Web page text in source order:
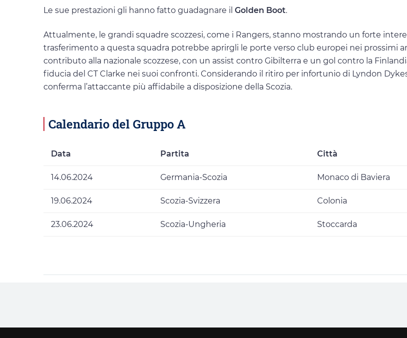
Le sue prestazioni gli hanno fatto guadagnare il Golden Boot.
Attualmente, le grandi squadre scozzesi, come i Rangers, stanno mostrando un forte
trasferimento a questa squadra potrebbe aprirgli le porte verso club europei nei prossimi
contributo alla nazionale scozzese, con un assist contro Gibilterra e un gol contro la
fiducia del CT Clarke nei suoi confronti. Considerando il ritiro per infortunio di Lyndon
conferma l’attaccante più affidabile a disposizione della Scozia.
Calendario del Gruppo A
Data Partita Città
14.06.2024 Germania-Scozia Monaco di Baviera
19.06.2024 Scozia-Svizzera Colonia
23.06.2024 Scozia-Ungheria Stoccarda